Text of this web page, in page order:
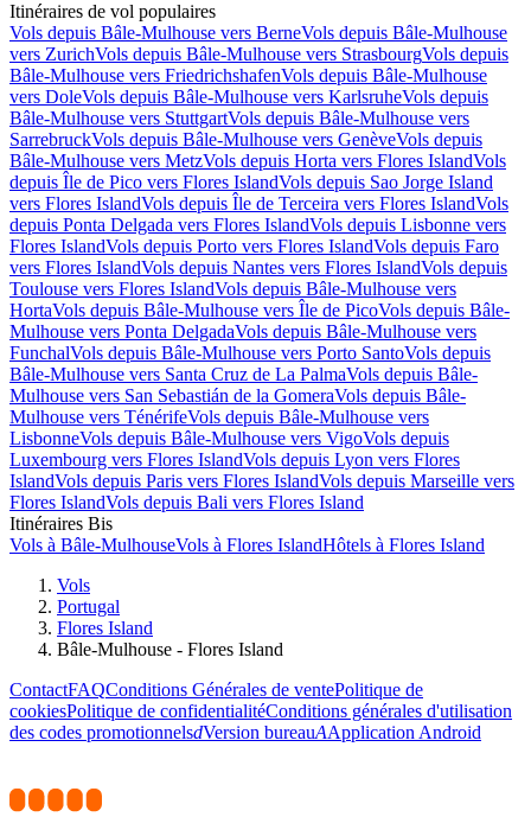
Itinéraires de vol populaires
Vols depuis Bâle-Mulhouse vers BerneVols depuis Bâle-Mulhouse
vers ZurichVols depuis Bâle-Mulhouse vers StrasbourgVols depuis
Bâle-Mulhouse vers FriedrichshafenVols depuis Bâle-Mulhouse
vers DoleVols depuis Bâle-Mulhouse vers KarlsruheVols depuis
Bâle-Mulhouse vers StuttgartVols depuis Bâle-Mulhouse vers
SarrebruckVols depuis Bâle-Mulhouse vers GenèveVols depuis
Bâle-Mulhouse vers MetzVols depuis Horta vers Flores IslandVols
depuis Île de Pico vers Flores IslandVols depuis Sao Jorge Island
vers Flores IslandVols depuis Île de Terceira vers Flores IslandVols
depuis Ponta Delgada vers Flores IslandVols depuis Lisbonne vers
Flores IslandVols depuis Porto vers Flores IslandVols depuis Faro
vers Flores IslandVols depuis Nantes vers Flores IslandVols depuis
Toulouse vers Flores IslandVols depuis Bâle-Mulhouse vers
HortaVols depuis Bâle-Mulhouse vers Île de PicoVols depuis Bâle-
Mulhouse vers Ponta DelgadaVols depuis Bâle-Mulhouse vers
FunchalVols depuis Bâle-Mulhouse vers Porto SantoVols depuis
Bâle-Mulhouse vers Santa Cruz de La PalmaVols depuis Bâle-
Mulhouse vers San Sebastián de la GomeraVols depuis Bâle-
Mulhouse vers TénérifeVols depuis Bâle-Mulhouse vers
LisbonneVols depuis Bâle-Mulhouse vers VigoVols depuis
Luxembourg vers Flores IslandVols depuis Lyon vers Flores
IslandVols depuis Paris vers Flores IslandVols depuis Marseille vers
Flores IslandVols depuis Bali vers Flores Island
Itinéraires Bis
Vols à Bâle-MulhouseVols à Flores IslandHôtels à Flores Island
Vols
Portugal
Flores Island
Bâle-Mulhouse - Flores Island
ContactFAQConditions Générales de ventePolitique de
cookiesPolitique de confidentialitéConditions générales d'utilisation
des codes promotionnelsdVersion bureauAApplication Android